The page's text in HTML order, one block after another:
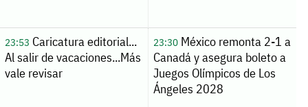
23:53 Caricatura editorial...
Al salir de vacaciones...Más
vale revisar
23:30México remonta 2-1 a
Canadá y asegura boleto a
Juegos Olímpicos de Los
Ángeles 2028